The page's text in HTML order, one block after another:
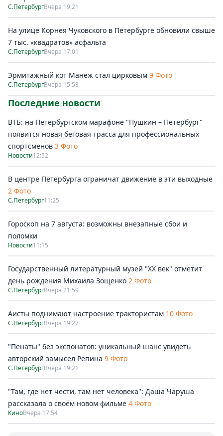
С.ПетербургВчера 19:21
На улице Корнея Чуковского в Петербурге обновили свыше
7 тыс. «квадратов» асфальта
С.ПетербургВчера 17:01
Эрмитажный кот Манеж стал цирковым 9 Фото
С.ПетербургВчера 15:58
Последние новости
ВТБ: на Петербургском марафоне "Пушкин – Петербург"
появится новая беговая трасса для профессиональных
спортсменов 3 Фото
Новости12:52
В центре Петербурга ограничат движение в эти выходные
2 Фото
С.Петербург11:25
Гороскоп на 7 августа: возможны внезапные сбои и
поломки
Новости11:15
Государственный литературный музей "ХХ век" отметит
день рождения Михаила Зощенко 2 Фото
С.ПетербургВчера 21:59
Аисты поднимают настроение трактористам 10 Фото
С.ПетербургВчера 19:27
"Пенаты" без экспонатов: уникальный шанс увидеть
авторский замысел Репина 9 Фото
С.ПетербургВчера 19:21
"Там, где нет чести, там нет человека": Даша Чаруша
рассказала о своём новом фильме 4 Фото
КиноВчера 17:54